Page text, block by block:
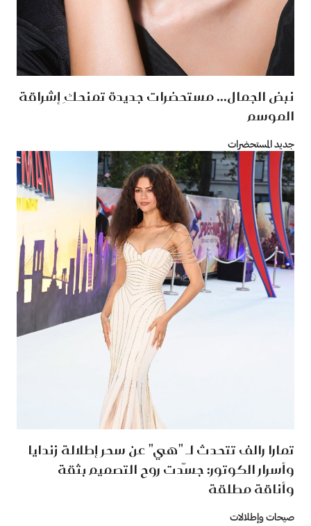
نبض الجمال... مستحضرات جديدة تمنحكِ إشراقة
الموسم
جديد المستحضرات
تمارا رالف تتحدث لـ "هي" عن سحر إطلالة زندايا
وأسرار الكوتور: جسّدت روح التصميم بثقة
وأناقة ‏مطلقة
صيحات وإطلالات